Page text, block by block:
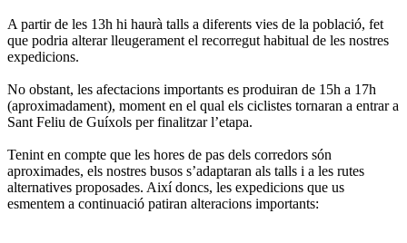
A partir de les 13h hi haurà talls a diferents vies de la població, fet
que podria alterar lleugerament el recorregut habitual de les nostres
expedicions.
No obstant, les afectacions importants es produiran de 15h a 17h
(aproximadament), moment en el qual els ciclistes tornaran a entrar a
Sant Feliu de Guíxols per finalitzar l’etapa.
Tenint en compte que les hores de pas dels corredors són
aproximades, els nostres busos s’adaptaran als talls i a les rutes
alternatives proposades. Així doncs, les expedicions que us
esmentem a continuació patiran alteracions importants: